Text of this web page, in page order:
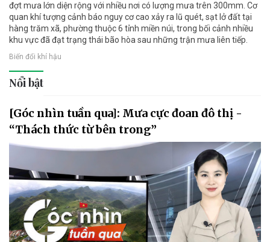
đợt mưa lớn diện rộng với nhiều nơi có lượng mưa trên 300mm. Cơ
quan khí tượng cảnh báo nguy cơ cao xảy ra lũ quét, sạt lở đất tại
hàng trăm xã, phường thuộc 6 tỉnh miền núi, trong bối cảnh nhiều
khu vực đã đạt trạng thái bão hòa sau những trận mưa liên tiếp.
Biến đổi khí hậu
Nổi bật
[Góc nhìn tuần qua]: Mưa cực đoan đô thị -
“Thách thức từ bên trong”